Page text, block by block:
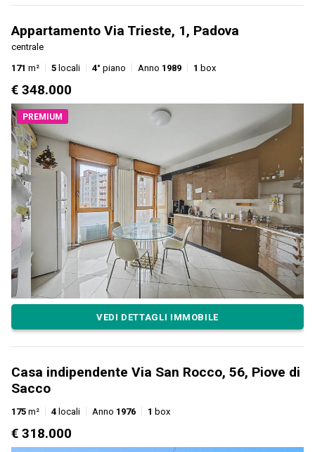
Appartamento Via Trieste, 1, Padova
centrale
171 m² 5 locali 4° piano Anno 1989 1 box
€ 348.000
PREMIUM
VEDI DETTAGLI IMMOBILE
Casa indipendente Via San Rocco, 56, Piove di
Sacco
175 m² 4 locali Anno 1976 1 box
€ 318.000